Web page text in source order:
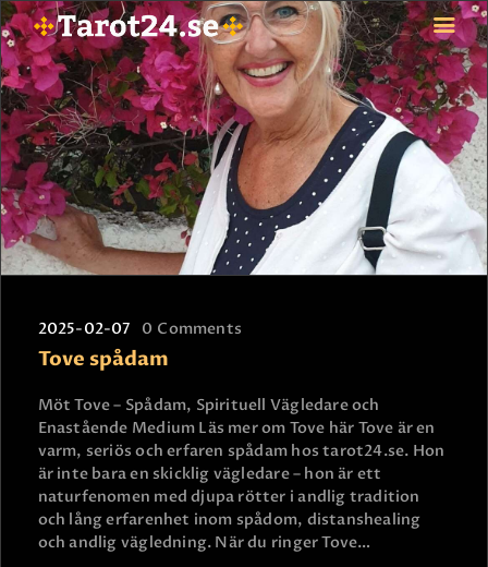
HEM
ASTROLOGI
STJÄRNTECKEN
TAROT
SPÅDAM-SIERSKA
JOBBA SOM SPÅDAM
BETALNING
FAQ
KONTAKTA OSS
2025-02-07 0 Comments
Tove spådam
Möt Tove – Spådam, Spirituell Vägledare och
Enastående Medium Läs mer om Tove här Tove är en
varm, seriös och erfaren spådam hos tarot24.se. Hon
är inte bara en skicklig vägledare – hon är ett
naturfenomen med djupa rötter i andlig tradition
och lång erfarenhet inom spådom, distanshealing
och andlig vägledning. När du ringer Tove…